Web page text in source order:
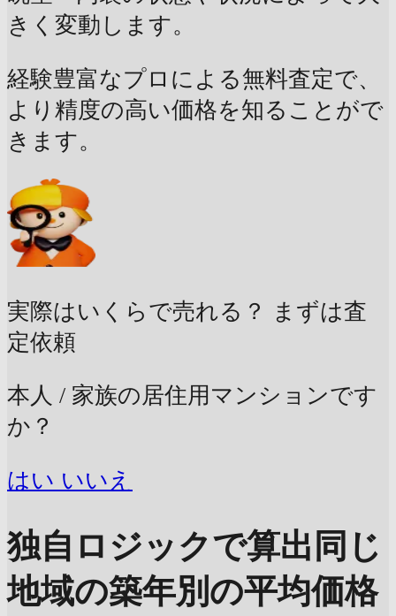
きく変動します。
経験豊富なプロによる無料査定で、
より精度の高い価格を知ることがで
きます。
実際はいくらで売れる？
まずは査
定依頼
本人 / 家族の居住用マンションです
か？
はい いいえ
独自ロジックで算出 同じ
地域の築年別の平均価格